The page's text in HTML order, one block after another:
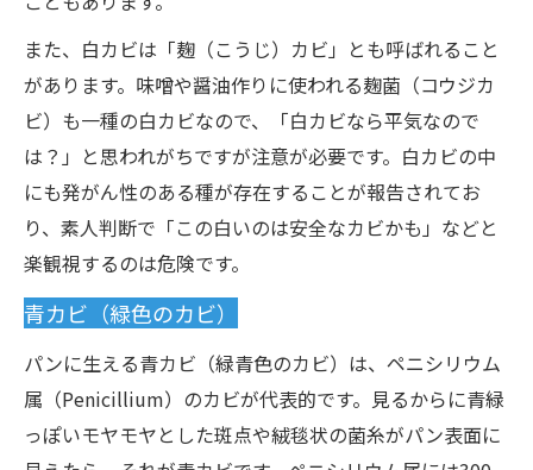
また、白カビは「麹（こうじ）カビ」とも呼ばれること
があります。味噌や醤油作りに使われる麹菌（コウジカ
ビ）も一種の白カビなので、「白カビなら平気なので
は？」と思われがちですが注意が必要です。白カビの中
にも発がん性のある種が存在することが報告されてお
り、素人判断で「この白いのは安全なカビかも」などと
楽観視するのは危険です。
青カビ（緑色のカビ）
パンに生える青カビ（緑青色のカビ）は、ペニシリウム
属（Penicillium）のカビが代表的です。見るからに青緑
っぽいモヤモヤとした斑点や絨毯状の菌糸がパン表面に